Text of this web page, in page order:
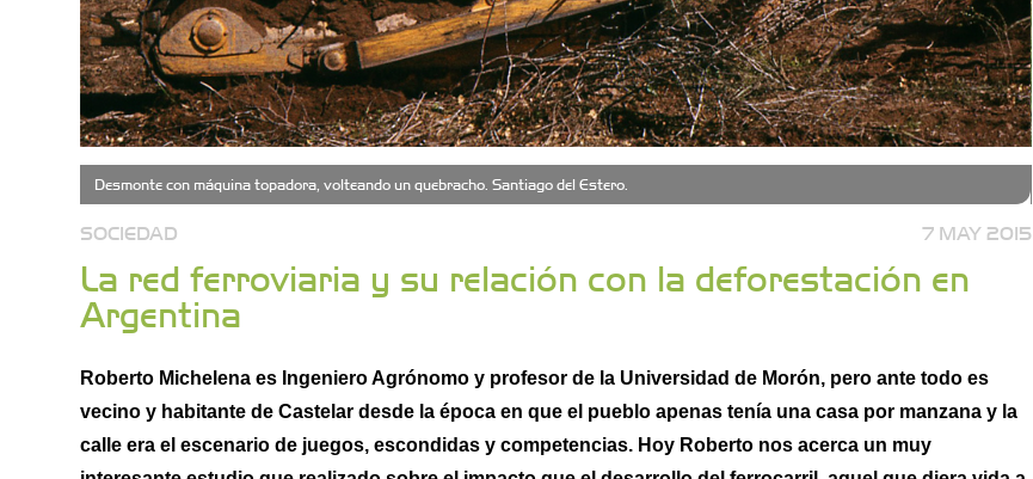
Desmonte con máquina topadora, volteando un quebracho. Santiago del Estero.
SOCIEDAD 7 MAY 2015
La red ferroviaria y su relación con la deforestación en
Argentina
Roberto Michelena es Ingeniero Agrónomo y profesor de la Universidad de Morón, pero ante todo es
vecino y habitante de Castelar desde la época en que el pueblo apenas tenía una casa por manzana y la
calle era el escenario de juegos, escondidas y competencias. Hoy Roberto nos acerca un muy